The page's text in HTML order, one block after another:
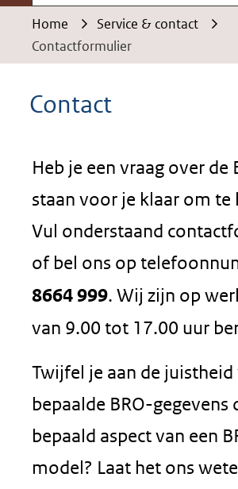
Home
Service & contact
Contactformulier
Contact
Heb je een vraag over de
staan voor je klaar om te
Vul onderstaand
of bel ons op
8664 999. Wij zijn op
van 9.00 tot 17.00 uur
Twijfel je aan de juistheid
bepaalde BRO-gegevens
bepaald aspect van een
model? Laat het ons